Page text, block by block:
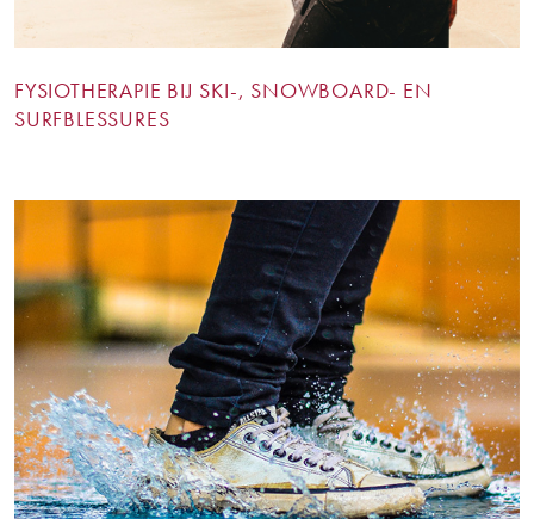
FYSIOTHERAPIE BIJ SKI-, SNOWBOARD- EN
SURFBLESSURES